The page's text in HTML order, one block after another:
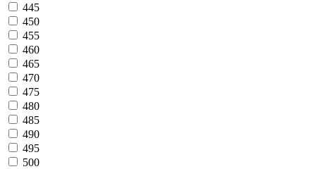
445
450
455
460
465
470
475
480
485
490
495
500